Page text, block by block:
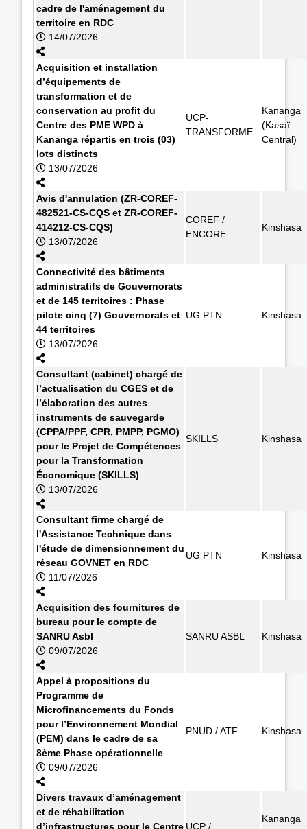
cadre de l'aménagement du
territoire en RDC
14/07/2026
Acquisition et installation
d’équipements de
transformation et de
conservation au profit du
Centre des PME WPD à
Kananga répartis en trois (03)
lots distincts
13/07/2026
UCP-
TRANSFORME
Kananga
(Kasaï
Central)
Avis d'annulation (ZR-COREF-
482521-CS-CQS et ZR-COREF-
414212-CS-CQS)
13/07/2026
COREF /
ENCORE
Kinshasa
Connectivité des bâtiments
administratifs de Gouvernorats
et de 145 territoires : Phase
pilote cinq (7) Gouvernorats et
44 territoires
13/07/2026
UG PTN Kinshasa
Consultant (cabinet) chargé de
l’actualisation du CGES et de
l’élaboration des autres
instruments de sauvegarde
(CPPA/PPF, CPR, PMPP, PGMO)
pour le Projet de Compétences
pour la Transformation
Économique (SKILLS)
13/07/2026
SKILLS Kinshasa
Consultant firme chargé de
l'Assistance Technique dans
l'étude de dimensionnement du
réseau GOVNET en RDC
11/07/2026
UG PTN Kinshasa
Acquisition des fournitures de
bureau pour le compte de
SANRU Asbl
09/07/2026
SANRU ASBL Kinshasa
Appel à propositions du
Programme de
Microfinancements du Fonds
pour l’Environnement Mondial
(PEM) dans le cadre de sa
8ème Phase opérationnelle
09/07/2026
PNUD / ATF Kinshasa
Divers travaux d’aménagement
et de réhabilitation
d’infrastructures pour le Centre UCP /
Kananga